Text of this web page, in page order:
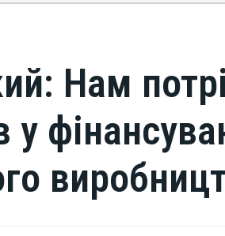
Нам
у